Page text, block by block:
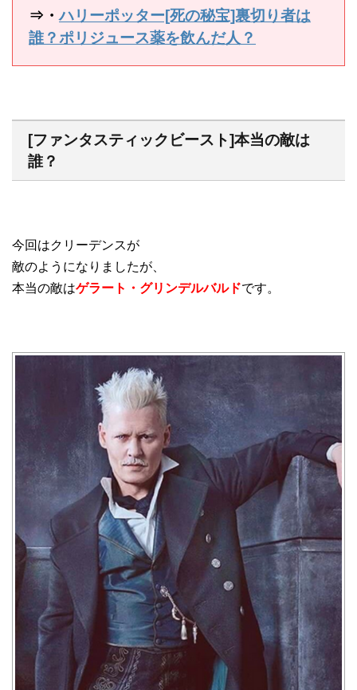
⇒・ハリーポッター[死の秘宝]裏切り者は
誰？ポリジュース薬を飲んだ人？
[ファンタスティックビースト]本当の敵は
誰？
今回はクリーデンスが
敵のようになりましたが、
本当の敵はゲラート・グリンデルバルドです。